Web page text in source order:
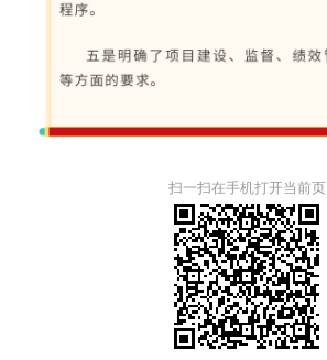
扫一扫在手机打开当前页